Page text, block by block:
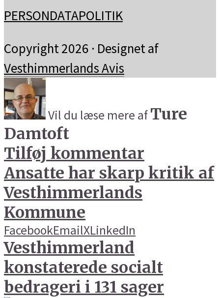
PERSONDATAPOLITIK
Copyright 2026 · Designet af
Vesthimmerlands Avis
Vil du læse mere afTure
Damtoft
Tilføj kommentar
Ansatte har skarp kritik af
Vesthimmerlands
Kommune
FacebookEmailXLinkedIn
Vesthimmerland
konstaterede socialt
bedrageri i 131 sager